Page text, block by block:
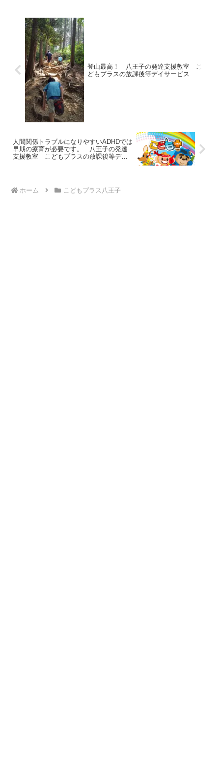
登山最高！ 八王子の発達支援教室 こ
どもプラスの放課後等デイサービス
人間関係トラブルになりやすいADHDでは
早期の療育が必要です。 八王子の発達
支援教室 こどもプラスの放課後等デイ
ホーム こどもプラス八王子